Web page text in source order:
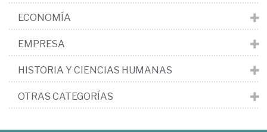
ECONOMÍA
EMPRESA
HISTORIA Y CIENCIAS HUMANAS
OTRAS CATEGORÍAS